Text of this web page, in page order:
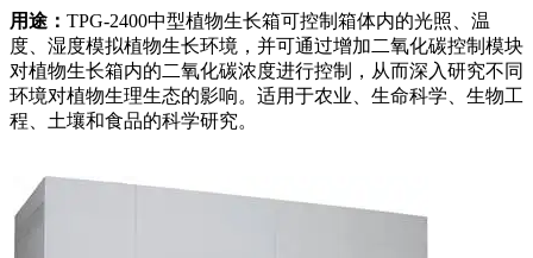
用途： TPG-2400中型植物生长箱可控制箱体内的光照、温
度、湿度模拟植物生长环境，并可通过增加二氧化碳控制模块
对植物生长箱内的二氧化碳浓度进行控制，从而深入研究不同
环境对植物生理生态的影响。适用于农业、生命科学、生物工
程、土壤和食品的科学研究。